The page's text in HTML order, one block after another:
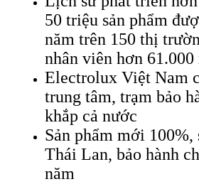
50 triệu sản phẩm
năm trên 150 thị
nhân viên hơn
Electrolux Việt Nam
trung tâm, trạm bảo
khắp cả nước
Sản phẩm mới 100%,
Thái Lan, bảo hành
năm